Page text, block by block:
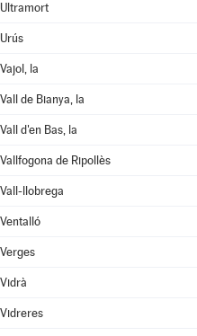
Ultramort
Urús
Vajol, la
Vall de Bianya, la
Vall d'en Bas, la
Vallfogona de Ripollès
Vall-llobrega
Ventalló
Verges
Vidrà
Vidreres